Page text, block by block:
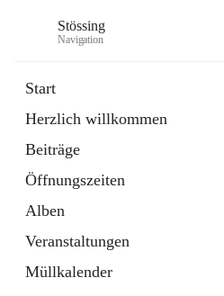
Stössing
Navigation
Start
Herzlich willkommen
Beiträge
Öffnungszeiten
Alben
Veranstaltungen
Müllkalender
Datei
in
Tab
Kindergarten
öffnet
in
neuem
Tab